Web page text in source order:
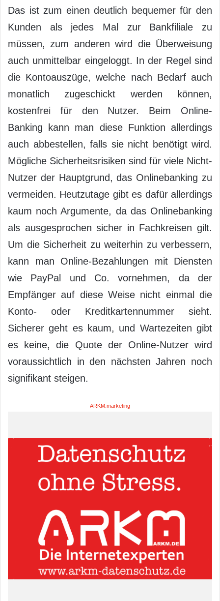
Das ist zum einen deutlich bequemer für den
Kunden als jedes Mal zur Bankfiliale zu
müssen, zum anderen wird die Überweisung
auch unmittelbar eingeloggt. In der Regel sind
die Kontoauszüge, welche nach Bedarf auch
monatlich zugeschickt werden können,
kostenfrei für den Nutzer. Beim Online-
Banking kann man diese Funktion allerdings
auch abbestellen, falls sie nicht benötigt wird.
Mögliche Sicherheitsrisiken sind für viele Nicht-
Nutzer der Hauptgrund, das Onlinebanking zu
vermeiden. Heutzutage gibt es dafür allerdings
kaum noch Argumente, da das Onlinebanking
als ausgesprochen sicher in Fachkreisen gilt.
Um die Sicherheit zu weiterhin zu verbessern,
kann man Online-Bezahlungen mit Diensten
wie PayPal und Co. vornehmen, da der
Empfänger auf diese Weise nicht einmal die
Konto- oder Kreditkartennummer sieht.
Sicherer geht es kaum, und Wartezeiten gibt
es keine, die Quote der Online-Nutzer wird
voraussichtlich in den nächsten Jahren noch
signifikant steigen.
ARKM.marketing